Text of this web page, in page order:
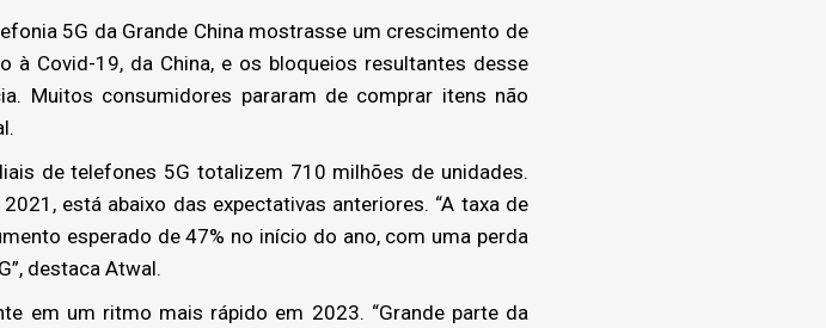
5G da Grande China mostrasse um crescimento de
Covid-19, da China, e os bloqueios resultantes desse
Muitos consumidores pararam de comprar itens não
de telefones 5G totalizem 710 milhões de unidades.
está abaixo das expectativas anteriores. “A taxa de
esperado de 47% no início do ano, com uma perda
destaca Atwal.
em um ritmo mais rápido em 2023. “Grande parte da